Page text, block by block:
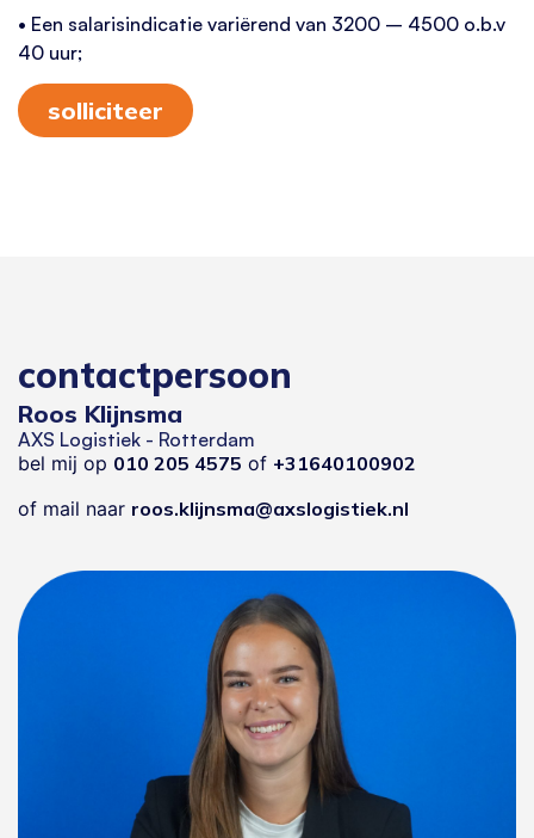
• Een salarisindicatie variërend van 3200 – 4500 o.b.v
40 uur;
solliciteer
contactpersoon
Roos Klijnsma
AXS Logistiek - Rotterdam
bel mij op 010 205 4575 of +31640100902
of mail naar roos.klijnsma@axslogistiek.nl